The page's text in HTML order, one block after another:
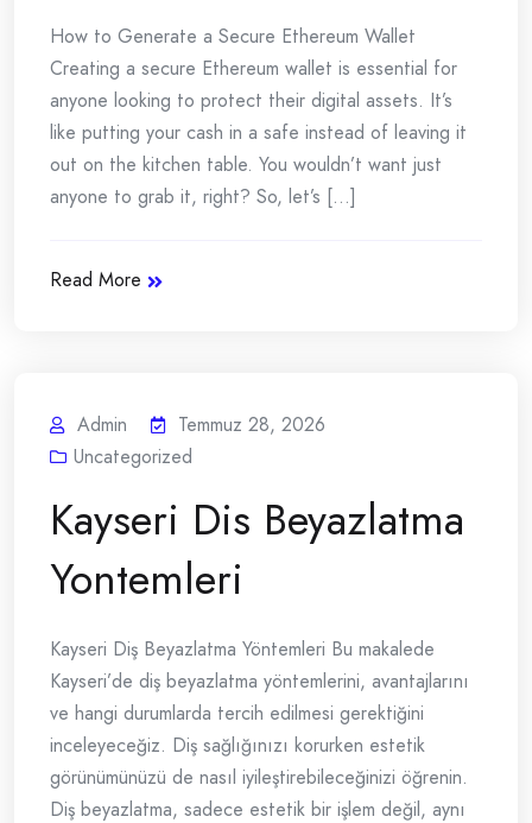
How to Generate a Secure Ethereum Wallet
Creating a secure Ethereum wallet is essential for
anyone looking to protect their digital assets. It’s
like putting your cash in a safe instead of leaving it
out on the kitchen table. You wouldn’t want just
anyone to grab it, right? So, let’s [...]
Read More
Admin
Temmuz 28, 2026
Uncategorized
Kayseri Dis Beyazlatma
Yontemleri
Kayseri Diş Beyazlatma Yöntemleri Bu makalede
Kayseri’de diş beyazlatma yöntemlerini, avantajlarını
ve hangi durumlarda tercih edilmesi gerektiğini
inceleyeceğiz. Diş sağlığınızı korurken estetik
görünümünüzü de nasıl iyileştirebileceğinizi öğrenin.
Diş beyazlatma, sadece estetik bir işlem değil, aynı